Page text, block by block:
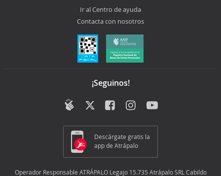
Ir al Centro de ayuda
Contacta con nosotros
¡Seguinos!
Descárgate gratis la
app de Atrápalo
Operador Responsable ATRÁPALO Legajo 15.735 Atrápalo SRL Cabildo